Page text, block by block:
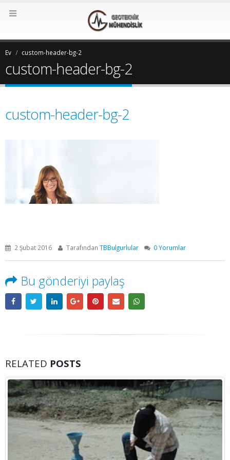
Ev custom-header-bg-2
custom-header-bg-2
custom-header-bg-2
2 Şubat 2016 TarafındanTBBulgurlular 0 Yorumlar
Bu gönderiyi paylaş
RELATED POSTS
28
Mar
Presiyometre Deneyi
daha fazla oku